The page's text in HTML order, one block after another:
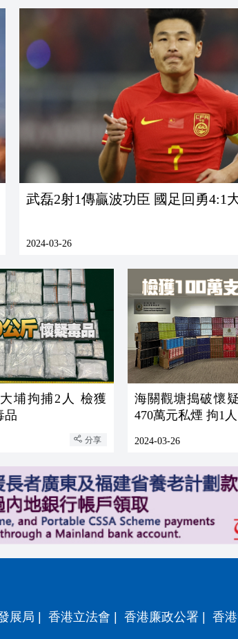
武磊2射1傳贏波功臣 國
2024-03-26
埔拘捕2人 檢獲
品
分享
海關觀塘搗破懷
470萬元私煙 拘1人
2024-03-26
展局 香港立法會 香港廉政公署 香